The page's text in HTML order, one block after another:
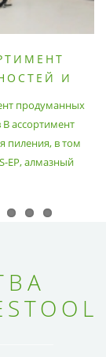
И
продуманных
ассортимент
пиления, в том
EP, алмазный